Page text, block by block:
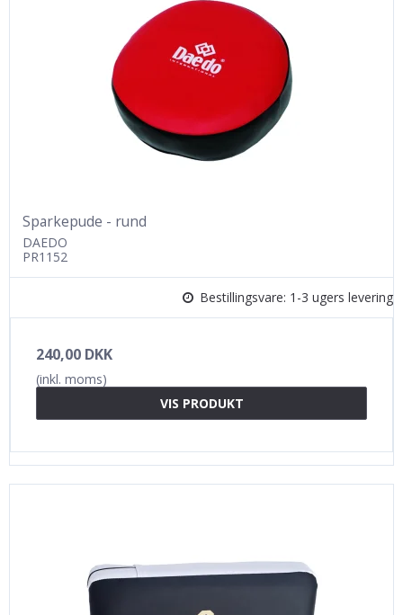
Sparkepude - rund
DAEDO
PR1152
Bestillingsvare: 1-3 ugers levering
240,00 DKK
(inkl. moms)
VIS PRODUKT